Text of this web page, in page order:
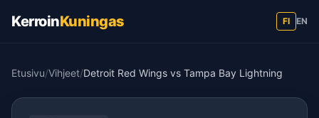
KerroinKuningas FI EN
Etusivu/Vihjeet/Detroit Red Wings vs Tampa Bay Lightning